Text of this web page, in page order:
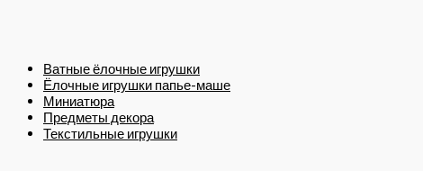
Ватные ёлочные игрушки
Ёлочные игрушки папье-маше
Миниатюра
Предметы декора
Текстильные игрушки